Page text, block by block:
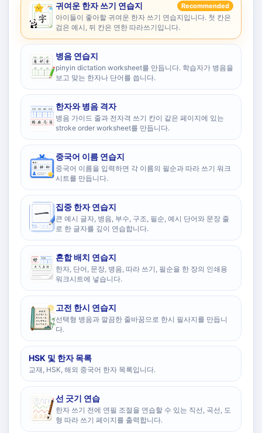
귀여운 한자 쓰기 연습지 Recommended
아이들이 좋아할 귀여운 한자 쓰기 연습지입니다. 첫 칸은
검은 예시, 뒤 칸은 연한 따라쓰기입니다.
병음 연습지
pinyin dictation worksheet를 만듭니다. 학습자가 병음을
보고 맞는 한자나 단어를 씁니다.
한자와 병음 격자
병음 가이드 줄과 전자격 쓰기 칸이 같은 페이지에 있는
stroke order worksheet를 만듭니다.
중국어 이름 연습지
중국어 이름을 입력하면 각 이름의 필순과 따라 쓰기 워크
시트를 만듭니다.
집중 한자 연습지
큰 예시 글자, 병음, 부수, 구조, 필순, 예시 단어와 문장 줄
로 한 글자를 깊이 연습합니다.
혼합 배치 연습지
한자, 단어, 문장, 병음, 따라 쓰기, 필순을 한 장의 인쇄용
워크시트에 넣습니다.
고전 한시 연습지
선택형 병음과 깔끔한 줄바꿈으로 한시 필사지를 만듭니
다.
HSK 및 한자 목록
교재, HSK, 해외 중국어 한자 목록입니다.
선 긋기 연습
한자 쓰기 전에 연필 조절을 연습할 수 있는 직선, 곡선, 도
형 따라 쓰기 페이지를 출력합니다.